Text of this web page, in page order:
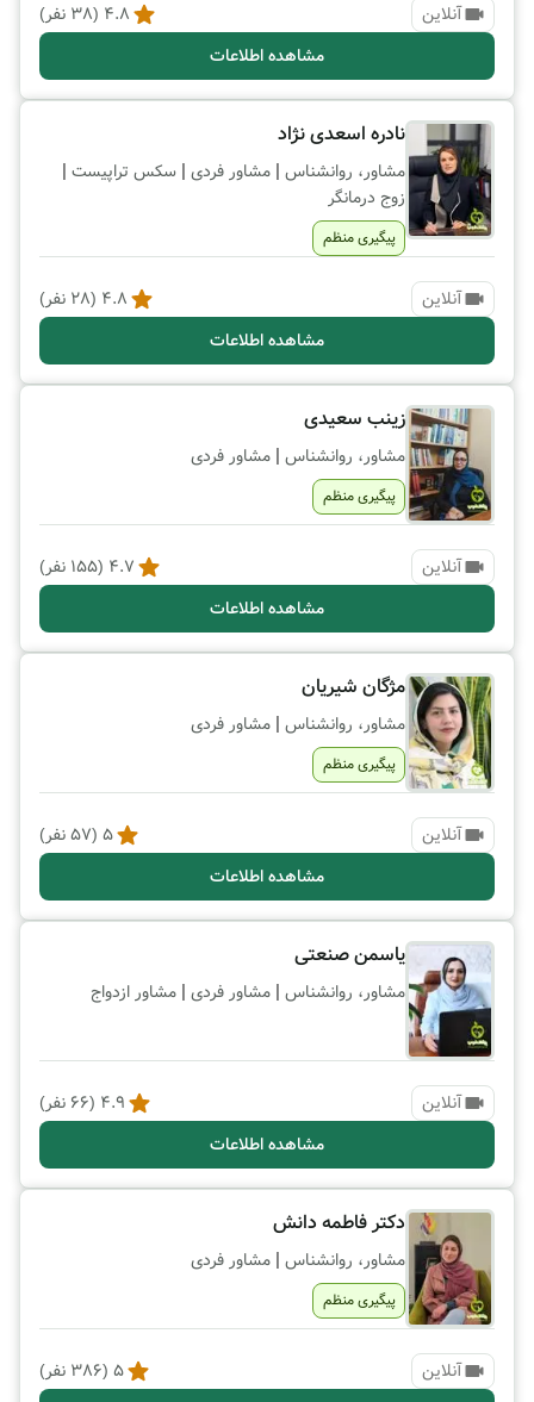
آنلاین 4.8
(
38 نفر)
مشاهده اطلاعات
نادره اسعدی نژاد
مشاور، روانشناس | مشاور فردی | سکس تراپیست |
زوج درمانگر
پیگیری منظم
آنلاین 4.8
(
28 نفر)
مشاهده اطلاعات
زینب سعیدی
مشاور، روانشناس | مشاور فردی
پیگیری منظم
آنلاین 4.7
(
155 نفر)
مشاهده اطلاعات
مژگان شیریان
مشاور، روانشناس | مشاور فردی
پیگیری منظم
آنلاین 5
(
57نفر)
مشاهده اطلاعات
یاسمن صنعتی
مشاور، روانشناس | مشاور فردی | مشاور ازدواج
آنلاین 4.9
(
66 نفر)
مشاهده اطلاعات
دکتر فاطمه دانش
مشاور، روانشناس | مشاور فردی
پیگیری منظم
آنلاین 5
(
386 نفر)